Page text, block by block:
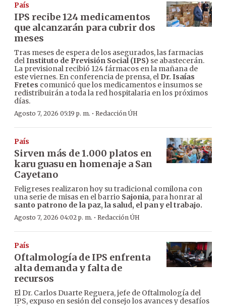
País
IPS recibe 124 medicamentos
que alcanzarán para cubrir dos
meses
Tras meses de espera de los asegurados, las farmacias
del Instituto de Previsión Social (IPS) se abastecerán.
La previsional recibió 124 fármacos en la mañana de
este viernes. En conferencia de prensa, el Dr. Isaías
Fretes comunicó que los medicamentos e insumos se
redistribuirán a toda la red hospitalaria en los próximos
días.
Agosto 7, 2026 05:19 p. m. · Redacción ÚH
País
Sirven más de 1.000 platos en
karu guasu en homenaje a San
Cayetano
Feligreses realizaron hoy su tradicional comilona con
una serie de misas en el barrio Sajonia, para honrar al
santo patrono de la paz, la salud, el pan y el trabajo.
Agosto 7, 2026 04:02 p. m. · Redacción ÚH
País
Oftalmología de IPS enfrenta
alta demanda y falta de
recursos
El Dr. Carlos Duarte Reguera, jefe de Oftalmología del
IPS, expuso en sesión del consejo los avances y desafíos